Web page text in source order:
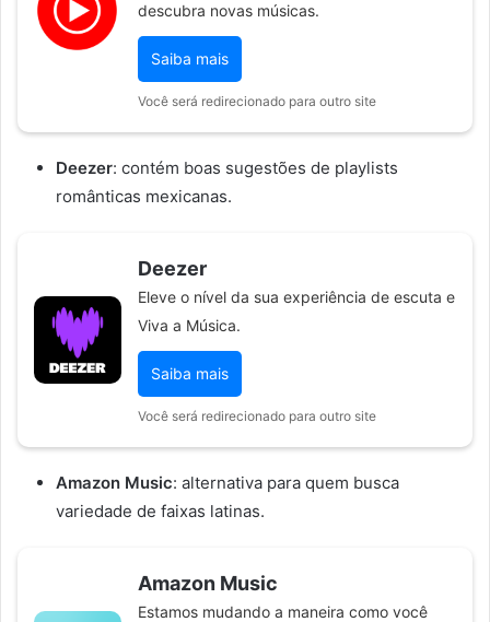
descubra novas músicas.
Saiba mais
Você será redirecionado para outro site
Deezer: contém boas sugestões de playlists
românticas mexicanas.
Deezer
Eleve o nível da sua experiência de escuta e
Viva a Música.
Saiba mais
Você será redirecionado para outro site
Amazon Music: alternativa para quem busca
variedade de faixas latinas.
Amazon Music
Estamos mudando a maneira como você